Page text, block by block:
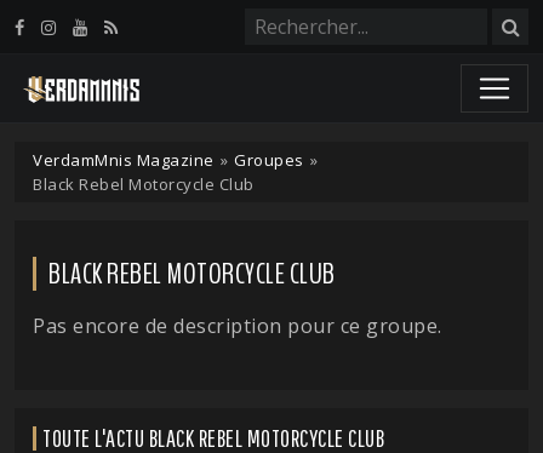
VerdamMnis Magazine » Groupes »
Black Rebel Motorcycle Club
BLACK REBEL MOTORCYCLE CLUB
Pas encore de description pour ce groupe.
TOUTE L'ACTU BLACK REBEL MOTORCYCLE CLUB
Panneau de gestion des cookies